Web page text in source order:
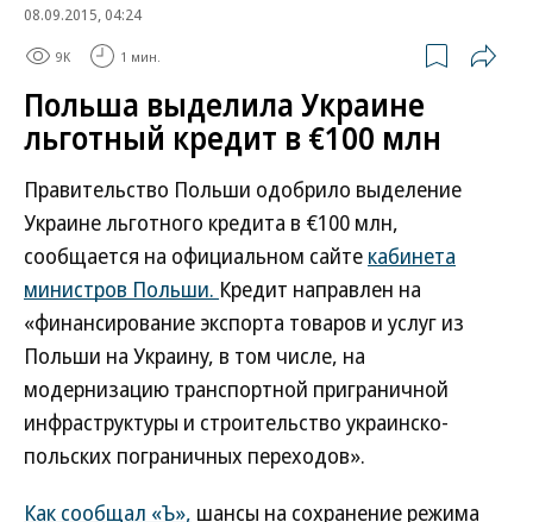
08.09.2015, 04:24
9K 1 мин.
Польша выделила Украине
льготный кредит в €100 млн
Правительство Польши одобрило выделение
Украине льготного кредита в €100 млн,
сообщается на официальном сайте кабинета
министров Польши. Кредит направлен на
«финансирование экспорта товаров и услуг из
Польши на Украину, в том числе, на
модернизацию транспортной приграничной
инфраструктуры и строительство украинско-
польских пограничных переходов».
Как сообщал «Ъ», шансы на сохранение режима